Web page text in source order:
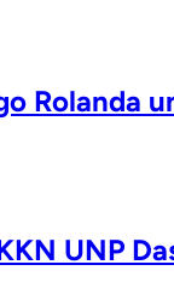
Rolanda
UNP